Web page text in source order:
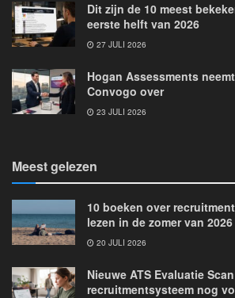
Dit zijn de 10 meest
eerste helft van 2026
27 JULI 2026
Hogan Assessments
Convogo over
23 JULI 2026
Meest gelezen
10 boeken over
lezen in de zomer van 2026
20 JULI 2026
Nieuwe ATS Evaluatie
recruitmentsysteem nog